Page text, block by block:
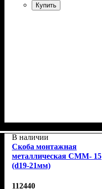
Купить
В наличии
Скоба монтажная
металлическая СММ- 15
(d19-21мм)
112440